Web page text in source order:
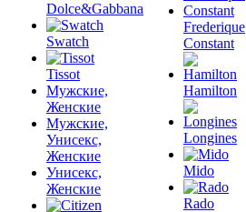
Dolce&Gabbana
Swatch
Tissot
Мужские,
Женские
Мужские,
Унисекс,
Женские
Унисекс,
Женские
Frederique
Constant
Hamilton
Longines
Mido
Rado